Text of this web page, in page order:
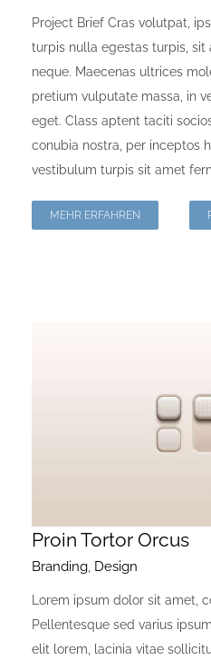
Project Brief Cras volutpat,
turpis nulla egestas turpis, sit
neque. Maecenas ultrices
pretium vulputate massa, in
eget. Class aptent taciti
conubia nostra, per inceptos
vestibulum turpis sit amet
MEHR ERFAHREN
Proin Tortor Orcus
Branding, Design
Lorem ipsum dolor sit amet,
Pellentesque sed varius
elit lorem, lacinia vitae